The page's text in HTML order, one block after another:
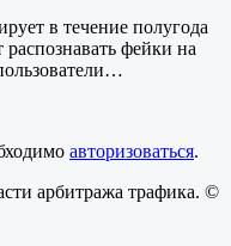
в течение полугода
распознавать фейки на
авторизоваться.
арбитража трафика. ©